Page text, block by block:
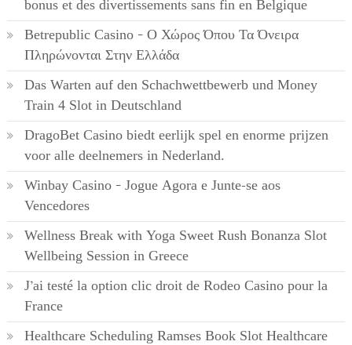
bonus et des divertissements sans fin en Belgique
Betrepublic Casino – Ο Χώρος Όπου Τα Όνειρα
Πληρώνονται Στην Ελλάδα
Das Warten auf den Schachwettbewerb und Money
Train 4 Slot in Deutschland
DragoBet Casino biedt eerlijk spel en enorme prijzen
voor alle deelnemers in Nederland.
Winbay Casino – Jogue Agora e Junte-se aos
Vencedores
Wellness Break with Yoga Sweet Rush Bonanza Slot
Wellbeing Session in Greece
J’ai testé la option clic droit de Rodeo Casino pour la
France
Healthcare Scheduling Ramses Book Slot Healthcare